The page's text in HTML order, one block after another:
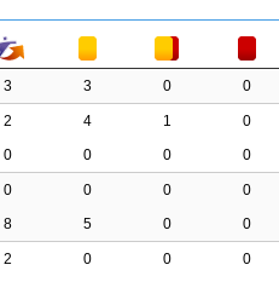
3 3 0 0
2 4 1 0
0 0 0 0
0 0 0 0
8 5 0 0
2 0 0 0